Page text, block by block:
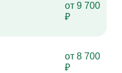
от 9 700
₽
от 8 700
₽